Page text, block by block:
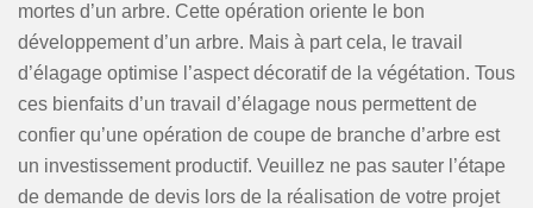
mortes d’un arbre. Cette opération oriente le bon
développement d’un arbre. Mais à part cela, le travail
d’élagage optimise l’aspect décoratif de la végétation. Tous
ces bienfaits d’un travail d’élagage nous permettent de
confier qu’une opération de coupe de branche d’arbre est
un investissement productif. Veuillez ne pas sauter l’étape
de demande de devis lors de la réalisation de votre projet